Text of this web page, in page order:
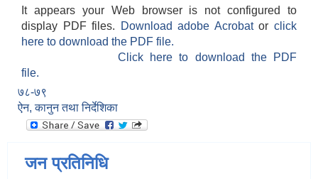
It appears your Web browser is not configured to
display PDF files.
Download adobe Acrobatorclick
here to download the PDF file.
Click here to download the PDF
file.
७८-७९
ऐन, कानुन तथा निर्देशिका
जन प्रतिनिधि